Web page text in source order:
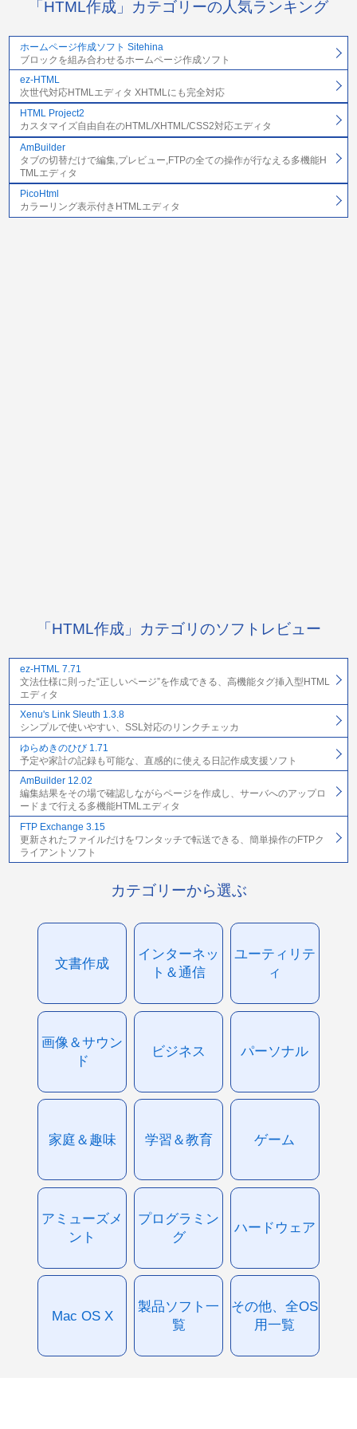
「HTML作成」カテゴリーの人気ランキング
ホームページ作成ソフト Sitehina
ブロックを組み合わせるホームページ作成ソフト
ez-HTML
次世代対応HTMLエディタ XHTMLにも完全対応
HTML Project2
カスタマイズ自由自在のHTML/XHTML/CSS2対応エディタ
AmBuilder
タブの切替だけで編集,プレビュー,FTPの全ての操作が行なえる多機能H
TMLエディタ
PicoHtml
カラーリング表示付きHTMLエディタ
「HTML作成」カテゴリのソフトレビュー
ez-HTML 7.71
文法仕様に則った“正しいページ”を作成できる、高機能タグ挿入型HTML
エディタ
Xenu's Link Sleuth 1.3.8
シンプルで使いやすい、SSL対応のリンクチェッカ
ゆらめきのひび 1.71
予定や家計の記録も可能な、直感的に使える日記作成支援ソフト
AmBuilder 12.02
編集結果をその場で確認しながらページを作成し、サーバへのアップロ
ードまで行える多機能HTMLエディタ
FTP Exchange 3.15
更新されたファイルだけをワンタッチで転送できる、簡単操作のFTPク
ライアントソフト
カテゴリーから選ぶ
文書作成
インターネッ
ト＆通信
ユーティリテ
ィ
画像＆サウン
ド
ビジネス パーソナル
家庭＆趣味 学習＆教育 ゲーム
アミューズメ
ント
プログラミン
グ
ハードウェア
Mac OS X
製品ソフト一
覧
その他、全OS
用一覧